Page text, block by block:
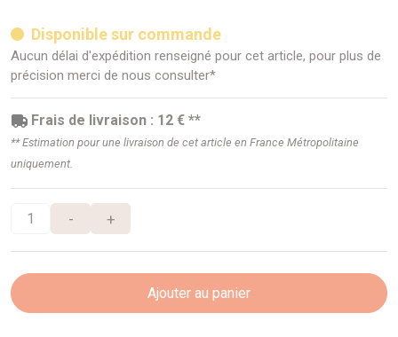
Disponible sur commande
Aucun délai d'expédition renseigné pour cet article, pour plus de
précision merci de nous consulter*
Frais de livraison : 12 € **
** Estimation pour une livraison de cet article en France Métropolitaine
uniquement.
- +
Ajouter au panier